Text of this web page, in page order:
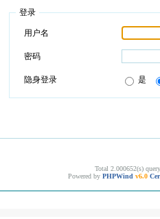
登录
用户名
密码
隐身登录 是
Total 2.000652(s)
Powered by PHPWind v6.0